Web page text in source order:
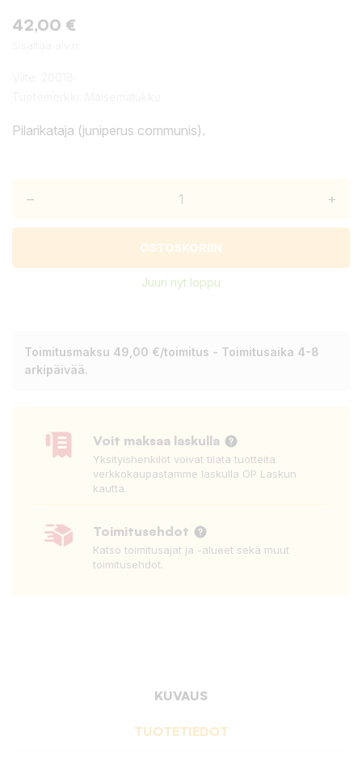
42,00 €
Pilarikataja (juniperus communis).
– +
OSTOSKORIIN
Juuri nyt loppu
Toimitusmaksu 49,00 €/toimitus - Toimitusaika 4-8
arkipäivää.
Voit maksaa laskulla
Yksityishenkilöt voivat tilata tuotteita
verkkokaupastamme laskulla OP Laskun
kautta.
Toimitusehdot
Katso toimitusajat ja -alueet sekä muut
toimitusehdot.
KUVAUS
TUOTETIEDOT